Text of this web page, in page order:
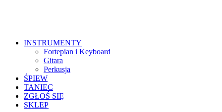
INSTRUMENTY
Fortepian i Keyboard
Gitara
Perkusja
ŚPIEW
TANIEC
ZGŁOŚ SIĘ
SKLEP